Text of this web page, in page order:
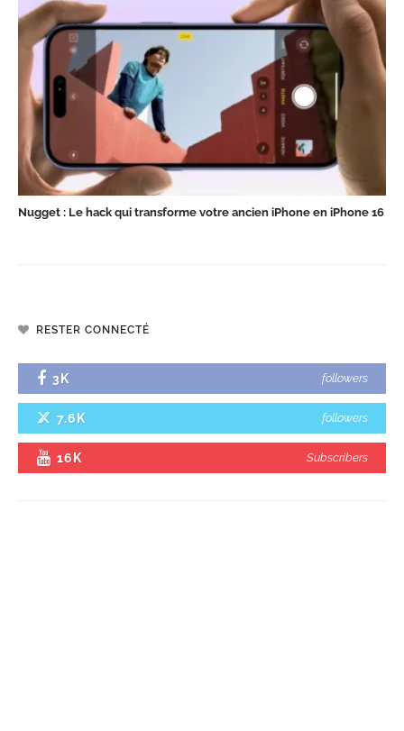
Nugget : Le hack qui transforme votre ancien iPhone en iPhone 16
RESTER CONNECTÉ
3K followers
7.6K followers
16K Subscribers